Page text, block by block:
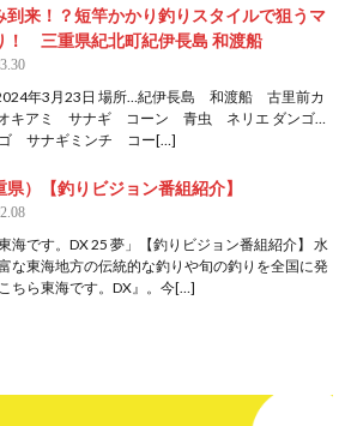
到来！？短竿かかり釣りスタイルで狙うマ
！ 三重県紀北町紀伊長島 和渡船
年3月23日 場所…紀伊長島 和渡船 古里前カ
キアミ サナギ コーン 青虫 ネリエ ダンゴ…
ゴ サナギミンチ コー[…]
県）【釣りビジョン番組紹介】
東海です。DX 25 夢」【釣りビジョン番組紹介】 水
な東海地方の伝統的な釣りや旬の釣りを全国に発
ちら東海です。DX』。今[…]